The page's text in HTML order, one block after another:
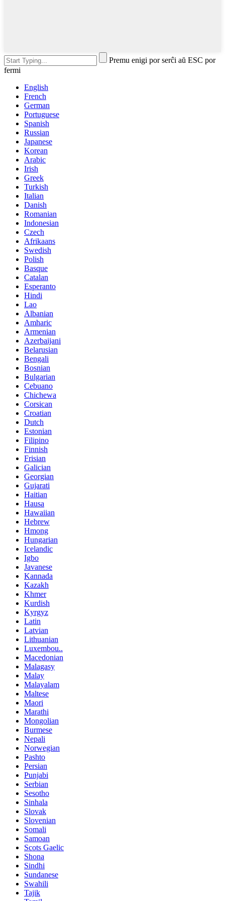
Premu enigi por serĉi aŭ ESC por
fermi
English
French
German
Portuguese
Spanish
Russian
Japanese
Korean
Arabic
Irish
Greek
Turkish
Italian
Danish
Romanian
Indonesian
Czech
Afrikaans
Swedish
Polish
Basque
Catalan
Esperanto
Hindi
Lao
Albanian
Amharic
Armenian
Azerbaijani
Belarusian
Bengali
Bosnian
Bulgarian
Cebuano
Chichewa
Corsican
Croatian
Dutch
Estonian
Filipino
Finnish
Frisian
Galician
Georgian
Gujarati
Haitian
Hausa
Hawaiian
Hebrew
Hmong
Hungarian
Icelandic
Igbo
Javanese
Kannada
Kazakh
Khmer
Kurdish
Kyrgyz
Latin
Latvian
Lithuanian
Luxembou..
Macedonian
Malagasy
Malay
Malayalam
Maltese
Maori
Marathi
Mongolian
Burmese
Nepali
Norwegian
Pashto
Persian
Punjabi
Serbian
Sesotho
Sinhala
Slovak
Slovenian
Somali
Samoan
Scots Gaelic
Shona
Sindhi
Sundanese
Swahili
Tajik